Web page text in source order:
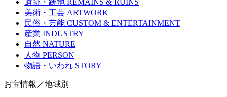
美術・工芸 ARTWORK
民俗・芸能 CUSTOM & ENTERTAINMENT
産業 INDUSTRY
自然 NATURE
人物 PERSON
物語・いわれ STORY
お宝情報／地域別